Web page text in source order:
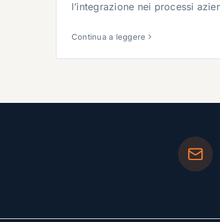
l’integrazione nei processi
Continua a leggere